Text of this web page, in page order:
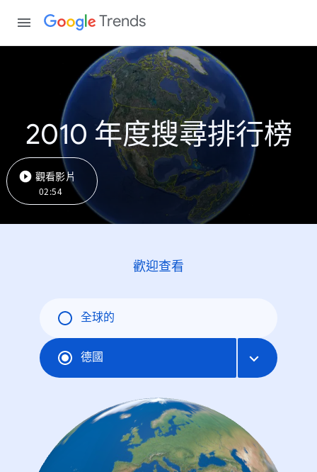
Trends
2010 年度搜尋排行榜
觀看影片
02:54
歡迎查看
全球的
德國